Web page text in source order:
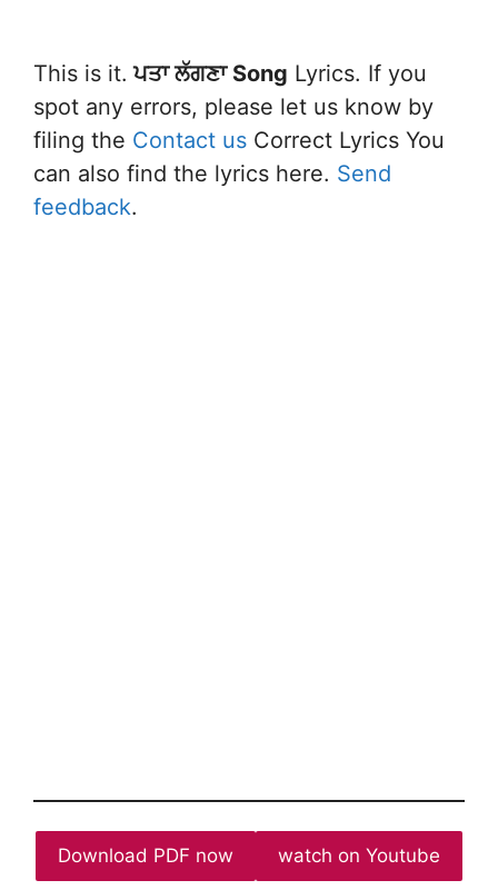
This is it. ਪਤਾ ਲੱਗਣਾSong Lyrics. If you
spot any errors, please let us know by
filing the Contact us Correct Lyrics You
can also find the lyrics here. Send
feedback.
Download PDF now watch on Youtube